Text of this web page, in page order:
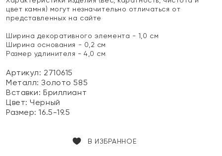
цвет камня) могут незначительно отличаться от
представленных на сайте
Ширина декоративного элемента - 1,0 см
Ширина основания - 0,2 см
Размер удлинителя - 4,0 см
Артикул: 2710615
Металл:Золото 585
Вставки:Бриллиант
Цвет:Черный
Размер:16.5-19.5
В ИЗБРАННОЕ